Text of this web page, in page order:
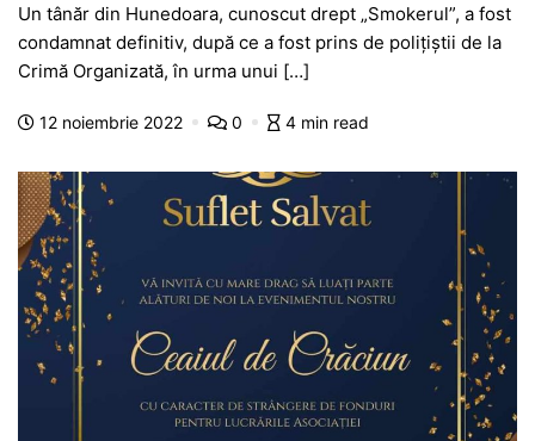
c
e
b
o
o
k
at
s
A
p
p
s
s
e
g
er
itt
er
e
gr
a
m
s
s
a
e
ta
a
z
ă
Un tânăr din Hunedoara, cunoscut drept „Smokerul”, a fost
condamnat definitiv, după ce a fost prins de polițiștii de la
Crimă Organizată, în urma unui […]
12 noiembrie 2022 0 4 min read